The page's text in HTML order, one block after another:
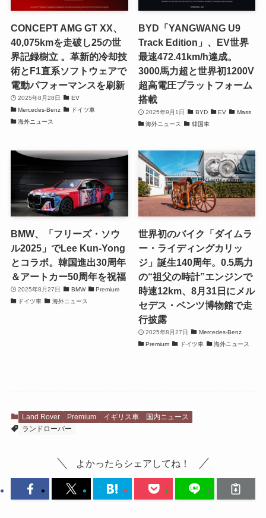
CONCEPT AMG GT XX、
40,075kmを走破し25の世
界記録樹立 。革新的冷却技
術とF1直系ソフトウェアで
電動パフォーマンスを刷新
2025年8月28日
EV
Mercedes-Benz
ドイツ車
海外ニュース
BYD「YANGWANG U9
Track Edition」、EV世界
最速472.41km/h達成。
3000馬力超と世界初1200V
超高電圧プラットフォーム
搭載
2025年9月1日 BYD EV
Mass
海外ニュース
韓国車
BMW、「フリーズ・ソウ
ル2025」でLee Kun-Yong
とコラボ。韓国進出30周年
＆アートカー50周年を祝福
2025年8月27日 BMW
Premium
ドイツ車
海外ニュース
世界初のバイク「ダイムラ
ー・ライディングカリッ
ジ」誕生140周年。0.5馬力
の“祖父の時計”エンジンで
時速12km、8月31日にメル
セデス・ベンツ博物館で走
行披露
2025年8月27日
Mercedes-Benz
Premium
ドイツ車 海外ニュース
Land Rover Premium イギリス車
国内ニュース
ランドローバー
よかったらシェアしてね！